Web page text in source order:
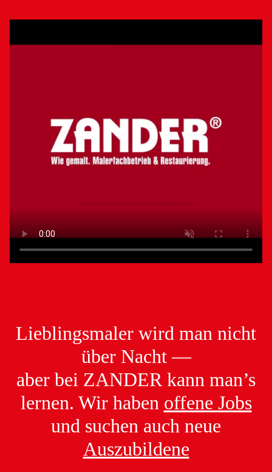
Lieblingsmaler wird man nicht
über Nacht —
aber bei ZANDER kann man’s
lernen. Wir haben offene Jobs
und suchen auch neue
Auszubildene